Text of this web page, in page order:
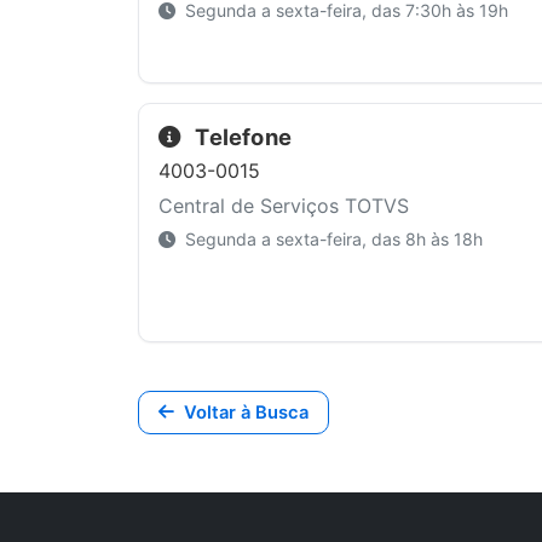
Segunda a sexta-feira, das 7:30h às 19h
Telefone
4003-0015
Central de Serviços TOTVS
Segunda a sexta-feira, das 8h às 18h
Voltar à Busca